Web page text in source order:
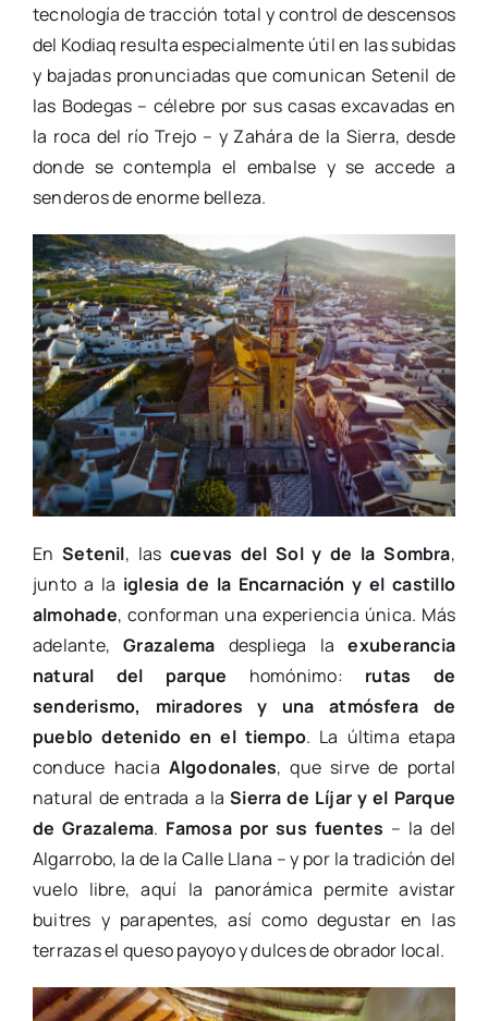
tecnología de tracción total y control de descensos
del Kodiaq resulta especialmente útil en las subidas
y bajadas pronunciadas que comunican Setenil de
las Bodegas – célebre por sus casas excavadas en
la roca del río Trejo – y Zahára de la Sierra, desde
donde se contempla el embalse y se accede a
senderos de enorme belleza.
EnSetenil, las cuevas del Sol y de la Sombra,
junto a la iglesia de la Encarnación y el castillo
almohade, conforman una experiencia única. Más
adelante,Grazalema despliega laexuberancia
natural del parque homónimo: rutas de
senderismo, miradores y una atmósfera de
pueblo detenido en el tiempo. La última etapa
conduce hacia Algodonales, que sirve de portal
natural de entrada a laSierra de Líjar y el Parque
de Grazalema. Famosa por sus fuentes – la del
Algarrobo, la de la Calle Llana – y por la tradición del
vuelo libre, aquí la panorámica permite avistar
buitres y parapentes, así como degustar en las
terrazas el queso payoyo y dulces de obrador local.